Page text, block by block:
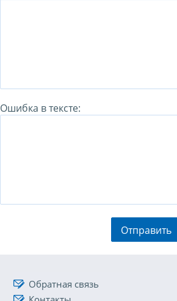
Ошибка в тексте:
Отправить
Обратная связь